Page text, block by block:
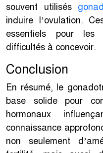
souvent utilisés
induire l’ovulation.
essentiels pour les
difficultés à concevoir.
Conclusion
En résumé, le
base solide pour
hormonaux
connaissance
non seulement